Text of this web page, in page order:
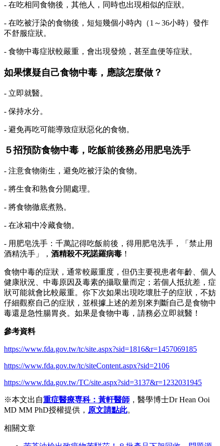
- 在吃相同食物後，其他人，同時也出現相似的症狀。
- 在吃被汙染的食物後，短短幾個小時內（1～36小時）發作
不舒服症狀。
- 食物中毒症狀較嚴重，會出現發燒，甚至血便等症狀。
如果懷疑自己食物中毒，應該怎麼做？
- 立即就醫。
- 保持水分。
- 避免再吃可能導致症狀惡化的食物。
５招預防食物中毒，吃飯前後務必用肥皂洗手
- 注意食物衛生，避免吃被汙染的食物。
- 將生食和熟食分開處理。
- 將食物徹底煮熟。
- 在冰箱中冷藏食物。
- 用肥皂洗手：千萬記得吃飯前後，得用肥皂洗手，「禁止用
酒精洗手」， 酒精殺不死諾羅病毒 ！
食物中毒的症狀，通常較嚴重度，但仍主要視患者年齡、個人
健康狀況、中毒原因及毒素的攝取量而定；若個人抵抗差，症
狀可能就會比較嚴重。你下次如果出現吃壞肚子的症狀，不妨
仔細觀察自己的症狀，並根據上述的差別來判斷自己是食物中
毒還是急性腸胃炎。如果是食物中毒，請務必立即就醫！
參考資料
https://www.fda.gov.tw/tc/site.aspx?sid=1816&r=1457069185
https://www.fda.gov.tw/tc/siteContent.aspx?sid=2106
https://www.fda.gov.tw/TC/site.aspx?sid=3137&r=1232031945
※本文出自重症醫療専科：黃軒醫師 ，醫學博士Dr Hean Ooi
MD MM PhD授權提供， 原文請點此。
相關文章